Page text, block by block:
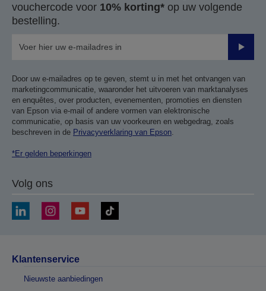
vouchercode voor 10% korting* op uw volgende
bestelling.
Door uw e-mailadres op te geven, stemt u in met het ontvangen van
marketingcommunicatie, waaronder het uitvoeren van marktanalyses
en enquêtes, over producten, evenementen, promoties en diensten
van Epson via e-mail of andere vormen van elektronische
communicatie, op basis van uw voorkeuren en webgedrag, zoals
beschreven in de Privacyverklaring van Epson
*Er gelden beperkingen
Volg ons
Klantenservice
Nieuwste aanbiedingen